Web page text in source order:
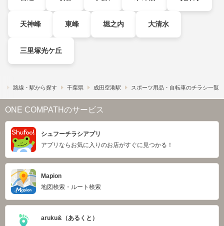
天神峰 東峰 堀之内 大清水
三里塚光ケ丘
路線・駅から探す 千葉県 成田空港駅 スポーツ用品・自転車のチラシ一覧
ONE COMPATHのサービス
シュフーチラシアプリ
アプリならお気に入りのお店がすぐに見つかる！
Mapion
地図検索・ルート検索
aruku&（あるくと）